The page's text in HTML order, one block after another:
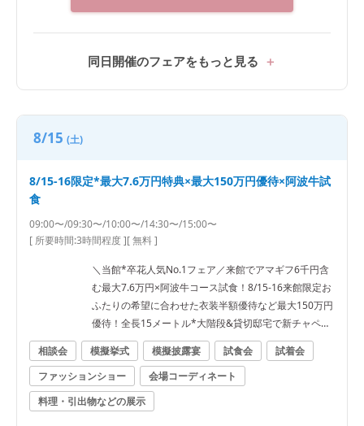
同日開催のフェアをもっと見る
8/15 (土)
8/15-16限定*最大7.6万円特典×最大150万円優待×阿波牛試
食
09:00〜/09:30〜/10:00〜/14:30〜/15:00〜
[ 所要時間:3時間程度][ 無料 ]
＼当館*卒花人気No.1フェア／来館でアマギフ6千円含
む最大7.6万円×阿波牛コース試食！8/15-16来館限定お
ふたりの希望に合わせた衣装半額優待など最大150万円
優待！全長15メートル*大階段&貸切邸宅で新チャペル
体験
相談会 模擬挙式 模擬披露宴 試食会
試着会
ファッションショー
会場コーディネート
料理・引出物などの展示